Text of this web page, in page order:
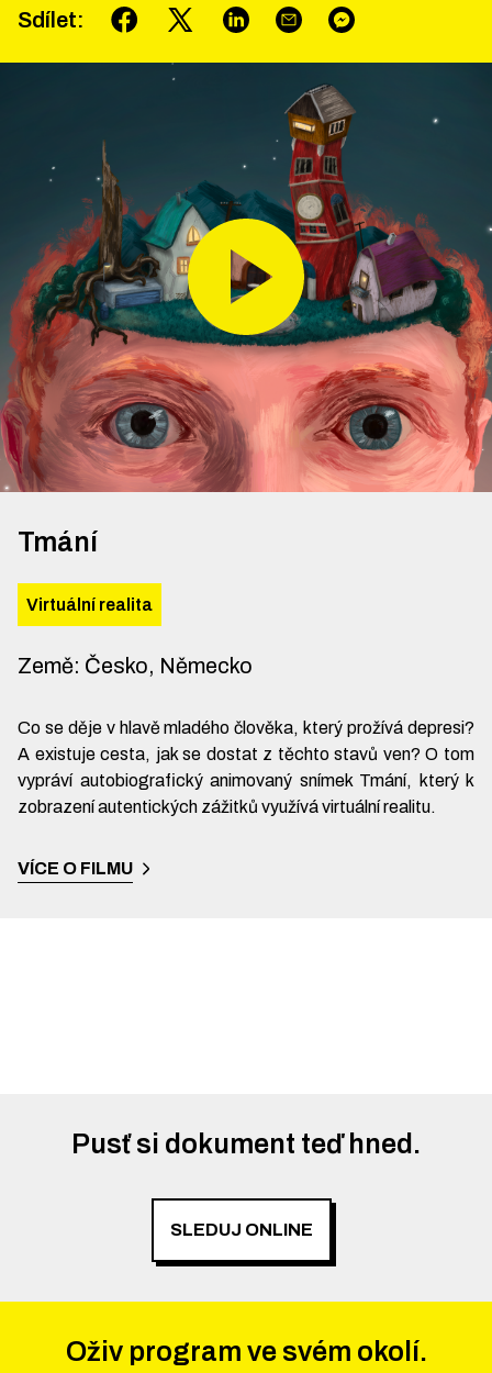
Sdílet:
Tmání
Virtuální realita
Země: Česko, Německo
Co se děje v hlavě mladého člověka, který prožívá depresi?
A existuje cesta, jak se dostat z těchto stavů ven? O tom
vypráví autobiografický animovaný snímek Tmání, který k
zobrazení autentických zážitků využívá virtuální realitu.
VÍCE O FILMU
Pusť si dokument teď hned.
SLEDUJ ONLINE
Oživ program ve svém okolí.